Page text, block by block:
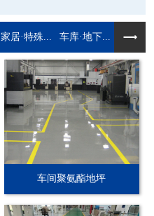
家居·特殊... 车库·地下...
车间聚氨酯地坪